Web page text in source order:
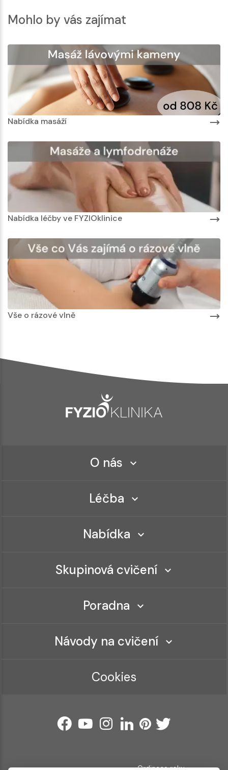
Mohlo by vás zajímat
Nabídka masáží
Nabídka léčby ve FYZIOklinice
Vše o rázové vlně
O nás
Léčba
Nabídka
Skupinová cvičení
Poradna
Návody na cvičení
Cookies
Ordinace roku